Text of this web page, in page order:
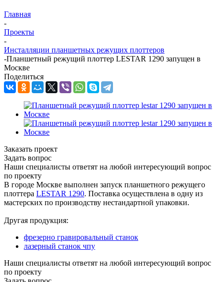
Главная
-
Проекты
-
Инсталляции планшетных режущих плоттеров
-Планшетный режущий плоттер LESTAR 1290 запущен в
Москве
Поделиться
Заказать проект
Задать вопрос
Наши специалисты ответят на любой интересующий вопрос
по проекту
В городе Москве выполнен запуск планшетного режущего
плоттера LESTAR 1290. Поставка осуществлена в одну из
мастерских по производству нестандартной упаковки.
Другая продукция:
фрезерно гравировальный станок
лазерный станок чпу
Наши специалисты ответят на любой интересующий вопрос
по проекту